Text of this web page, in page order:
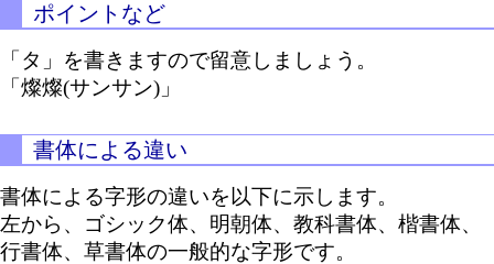
ポイントなど
「タ」を書きますので留意しましょう。
「燦燦(サンサン)」
書体による違い
書体による字形の違いを以下に示します。
左から、ゴシック体、明朝体、教科書体、楷書体、
行書体、草書体の一般的な字形です。